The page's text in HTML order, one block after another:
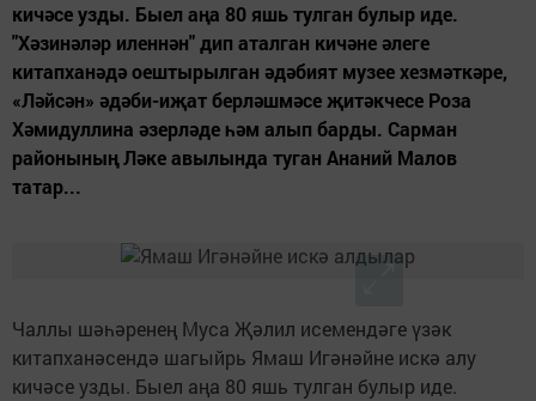
кичәсе узды. Быел аңа 80 яшь тулган булыр иде.
"Хәзинәләр иленнән" дип аталган кичәне әлеге
китапханәдә оештырылган әдәбият музее хезмәткәре,
«Ләйсән» әдәби-иҗат берләшмәсе җитәкчесе Роза
Хәмидуллина әзерләде һәм алып барды. Сарман
районының Ләке авылында туган Ананий Малов
татар...
Чаллы шәһәренең Муса Җәлил исемендәге үзәк
китапханәсендә шагыйрь Ямаш Игәнәйне искә алу
кичәсе узды. Быел аңа 80 яшь тулган булыр иде.